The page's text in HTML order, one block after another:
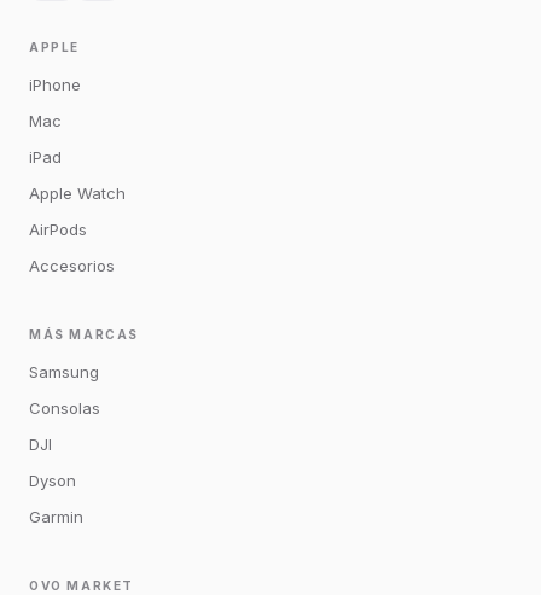
APPLE
iPhone
Mac
iPad
Apple Watch
AirPods
Accesorios
MÁS MARCAS
Samsung
Consolas
DJI
Dyson
Garmin
OVO MARKET